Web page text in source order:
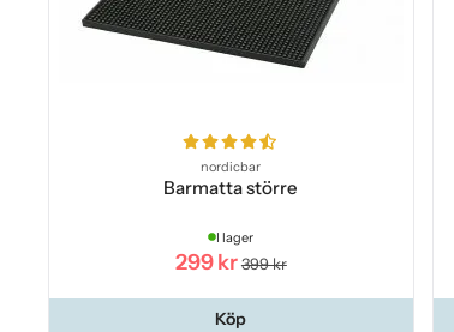
nordicbar
Barmatta större
I lager
299 kr 399 kr
Köp